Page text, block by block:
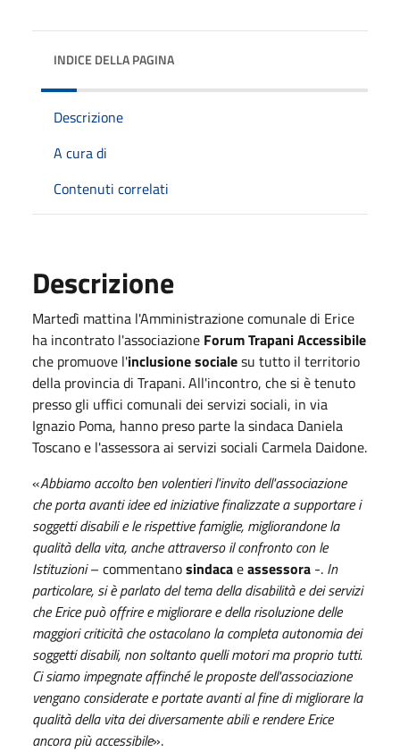
INDICE DELLA PAGINA
Descrizione
A cura di
Contenuti correlati
Descrizione
Martedì mattina l'Amministrazione comunale di Erice
ha incontrato l'associazione Forum Trapani Accessibile
che promuove l'inclusione socialesu tutto il territorio
della provincia di Trapani. All'incontro, che si è tenuto
presso gli uffici comunali dei servizi sociali, in via
Ignazio Poma, hanno preso parte la sindaca Daniela
Toscano e l'assessora ai servizi sociali Carmela Daidone.
«Abbiamo accolto ben volentieri l'invito dell'associazione
che porta avanti idee ed iniziative finalizzate a supportare i
soggetti disabili e le rispettive famiglie, migliorandone la
qualità della vita, anche attraverso il confronto con le
Istituzioni– commentanosindacaeassessora -. In
particolare, si è parlato del tema della disabilità e dei servizi
che Erice può offrire e migliorare e della risoluzione delle
maggiori criticità che ostacolano la completa autonomia dei
soggetti disabili, non soltanto quelli motori ma proprio tutti.
Ci siamo impegnate affinché le proposte dell'associazione
vengano considerate e portate avanti al fine di migliorare la
qualità della vita dei diversamente abili e rendere Erice
ancora più accessibile».